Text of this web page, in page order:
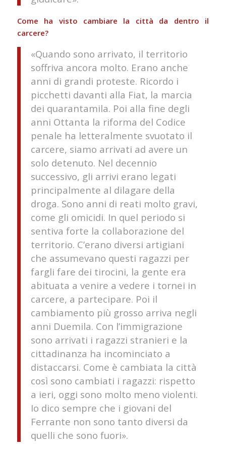
Come ha visto cambiare la città da dentro il
carcere?
«Quando sono arrivato, il territorio
soffriva ancora molto. Erano anche
anni di grandi proteste. Ricordo i
picchetti davanti alla Fiat, la marcia
dei quarantamila. Poi alla fine degli
anni Ottanta la riforma del Codice
penale ha letteralmente svuotato il
carcere, siamo arrivati ad avere un
solo detenuto. Nel decennio
successivo, gli arrivi erano legati
principalmente al dilagare della
droga. Sono anni di reati molto gravi,
come gli omicidi. In quel periodo si
sentiva forte la collaborazione del
territorio. C’erano diversi artigiani
che assumevano questi ragazzi per
fargli fare dei tirocini, la gente era
abituata a venire a vedere i tornei in
carcere, a partecipare. Poi il
cambiamento più grosso arriva negli
anni Duemila. Con l’immigrazione
sono arrivati i ragazzi stranieri e la
cittadinanza ha incominciato a
distaccarsi. Come è cambiata la città
così sono cambiati i ragazzi: rispetto
a ieri, oggi sono molto meno violenti.
Io dico sempre che i giovani del
Ferrante non sono tanto diversi da
quelli che sono fuori».